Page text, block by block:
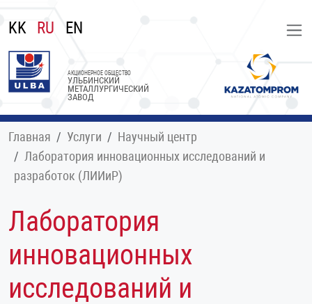
KK RU EN
УЛЬБИНСКИЙ
МЕТАЛЛУРГИЧЕСКИЙ
ЗАВОД
АКЦИОНЕРНОЕ ОБЩЕСТВО
Главная Услуги
Научный центр
Лаборатория инновационных исследований и
разработок (ЛИИиР)
Лаборатория
инновационных
исследований и